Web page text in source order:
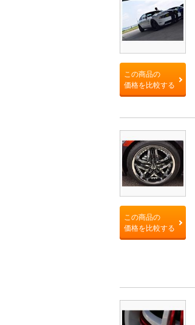
この商品の
価格を比較する
この商品の
価格を比較する